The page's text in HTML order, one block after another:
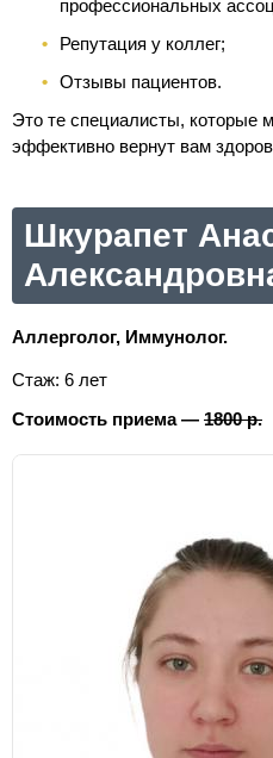
профессиональных
Репутация у коллег;
Отзывы пациентов.
Это те специалисты, которые
эффективно вернут вам
Шкурапет
Аллерголог, Иммунолог.
Стаж: 6 лет
Стоимость приема — 1800 р.